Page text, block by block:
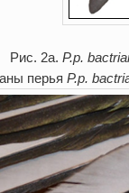
Рис. 2а.P.p.
перья P.p.